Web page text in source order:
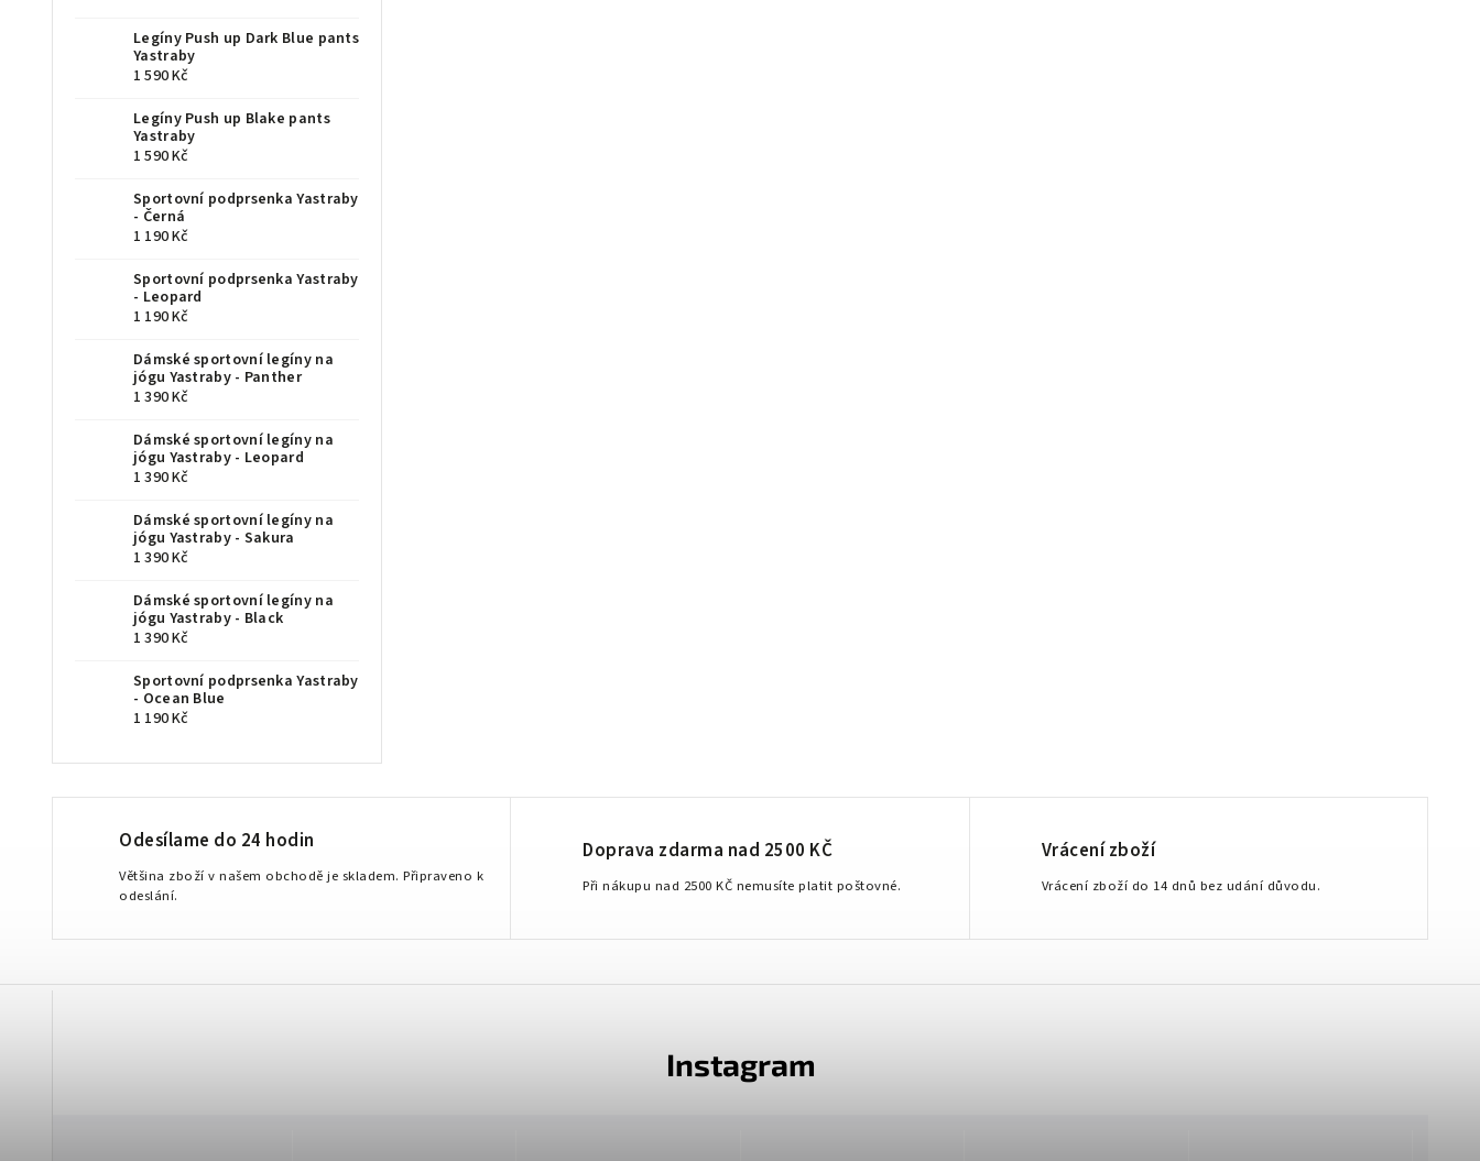
Legíny Push up Dark Blue pants
Yastraby
1 590 Kč
Legíny Push up Blake pants
Yastraby
1 590 Kč
Sportovní podprsenka Yastraby
- Černá
1 190 Kč
Sportovní podprsenka Yastraby
- Leopard
1 190 Kč
Dámské sportovní legíny na
jógu Yastraby - Panther
1 390 Kč
Dámské sportovní legíny na
jógu Yastraby - Leopard
1 390 Kč
Dámské sportovní legíny na
jógu Yastraby - Sakura
1 390 Kč
Dámské sportovní legíny na
jógu Yastraby - Black
1 390 Kč
Sportovní podprsenka Yastraby
- Ocean Blue
1 190 Kč
Odesílame do 24 hodin
Většina zboží v našem obchodě je skladem. Připraveno k
odeslání.
Doprava zdarma nad 2500 KČ
Při nákupu nad 2500 KČ nemusíte platit poštovné.
Vrácení zboží
Vrácení zboží do 14 dnů bez udání důvodu.
Instagram